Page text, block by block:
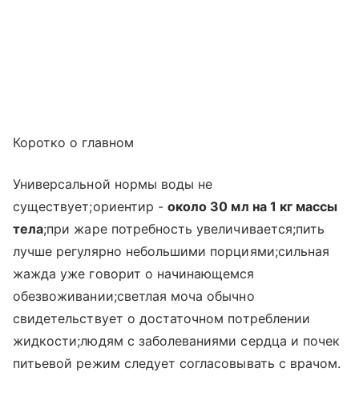
Коротко о главном
Универсальной нормы воды не
существует;ориентир -около 30 мл на 1 кг массы
тела;при жаре потребность увеличивается;пить
лучше регулярно небольшими порциями;сильная
жажда уже говорит о начинающемся
обезвоживании;светлая моча обычно
свидетельствует о достаточном потреблении
жидкости;людям с заболеваниями сердца и почек
питьевой режим следует согласовывать с врачом.